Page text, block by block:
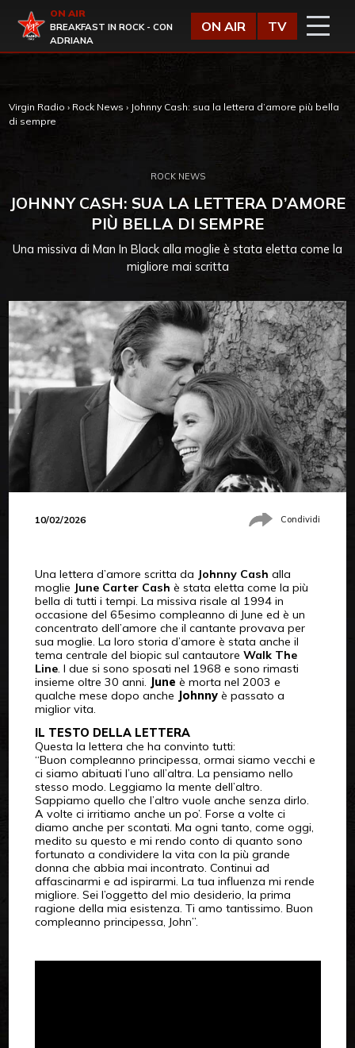
Virgin Radio
ON AIR
BREAKFAST IN ROCK - CON
ADRIANA
ON AIR TV
Virgin Radio › Rock News › Johnny Cash: sua la lettera d’amore più bella
di sempre
ROCK NEWS
JOHNNY CASH: SUA LA LETTERA D’AMORE
PIÙ BELLA DI SEMPRE
Una missiva di Man In Black alla moglie è stata eletta come la
migliore mai scritta
10/02/2026 Condividi
Una lettera d’amore scritta da Johnny Cash alla
moglie June Carter Cash è stata eletta come la più
bella di tutti i tempi. La missiva risale al 1994 in
occasione del 65esimo compleanno di June ed è un
concentrato dell’amore che il cantante provava per
sua moglie. La loro storia d’amore è stata anche il
tema centrale del biopic sul cantautore Walk The
Line. I due si sono sposati nel 1968 e sono rimasti
insieme oltre 30 anni. June è morta nel 2003 e
qualche mese dopo anche Johnnyè passato a
miglior vita.
IL TESTO DELLA LETTERA
Questa la lettera che ha convinto tutti:
“Buon compleanno principessa, ormai siamo vecchi e
ci siamo abituati l’uno all’altra. La pensiamo nello
stesso modo. Leggiamo la mente dell’altro.
Sappiamo quello che l’altro vuole anche senza dirlo.
A volte ci irritiamo anche un po’. Forse a volte ci
diamo anche per scontati. Ma ogni tanto, come oggi,
medito su questo e mi rendo conto di quanto sono
fortunato a condividere la vita con la più grande
donna che abbia mai incontrato. Continui ad
affascinarmi e ad ispirarmi. La tua influenza mi rende
migliore. Sei l’oggetto del mio desiderio, la prima
ragione della mia esistenza. Ti amo tantissimo. Buon
compleanno principessa, John”.